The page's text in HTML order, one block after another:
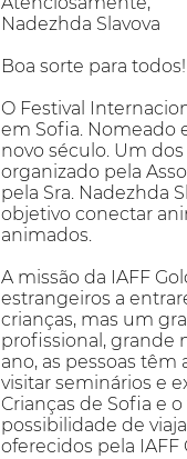
Nadezhda Slavova
Boa sorte para todos!
O Festival
em Sofia. Nomeado
novo século. Um
organizado pela
pela Sra. Nadezhda
objetivo conectar
animados.
A missão da IAFF
estrangeiros a
crianças, mas um
profissional, grande
ano, as pessoas
visitar seminários e
Crianças de Sofia e
possibilidade de
oferecidos pela IAFF